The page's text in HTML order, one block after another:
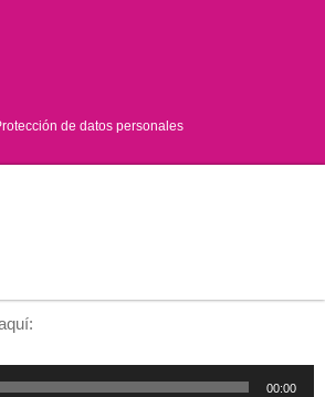
de datos personales
00:00